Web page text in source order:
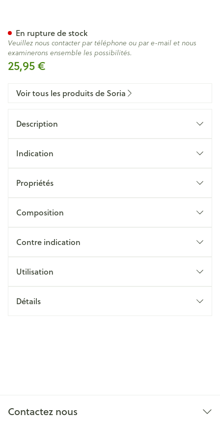
25,95 €
En rupture de stock
Veuillez nous contacter par téléphone ou par e-mail et nous
examinerons ensemble les possibilités.
Voir tous les produits de Soria
Description
Indication
Propriétés
Composition
Contre indication
Utilisation
Détails
Contactez nous